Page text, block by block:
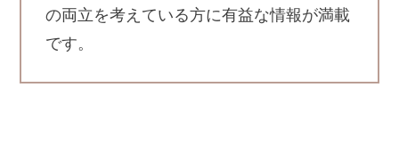
の両立を考えている方に有益な情報が満載
です。